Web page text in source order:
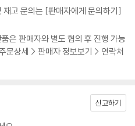
드 스토리까지
전하지 못한 요리 비법과 방송 뒷이
. 메뉴 각각, 조리 과정 하나하나를
이 재료를 더 넣으면…’, ‘그때는 실수
없어서 그렇게 했지만 집에서 다시
하인드 스토리 등은 오직 이 책의 독
재고 문의는 [판매자에게 문의하기]
은 판매자와 별도 협의 후 진행 가능
문상세 > 판매자 정보보기 > 연락처
신고하기